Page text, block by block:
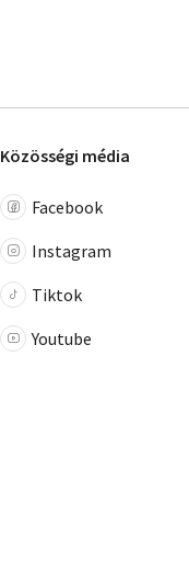
Közösségi média
Facebook
Instagram
Tiktok
Youtube